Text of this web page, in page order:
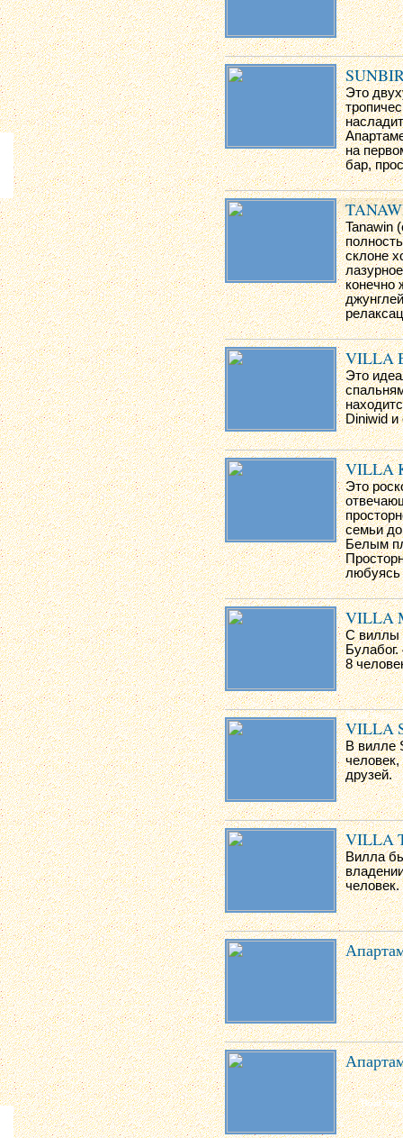
Это
на
бар,
Tanawin
склоне
конечно
VILLA
Это
Diniwid и
VILLA
Это
семьи
Белым
любуясь
VILLA
С виллы
8
VILLA
В вилле
друзей.
VILLA
Вилла
человек.